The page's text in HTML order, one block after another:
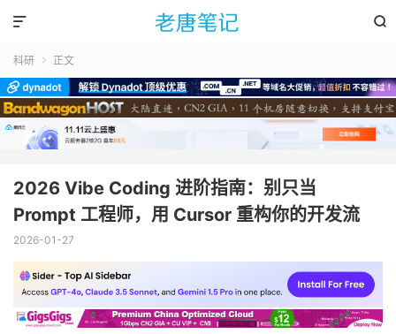


科研  正文
2026 Vibe Coding 进阶指南：别只当
Prompt 工程师，用 Cursor 重构你的开发流
2026-01-27